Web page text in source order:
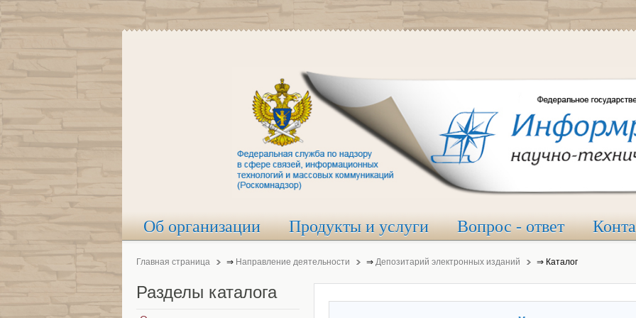
Об организации Продукты и услуги Вопрос - ответ
Главная страница ⇒ Направление деятельности ⇒ Депозитарий электронных изданий ⇒ Каталог
Разделы каталога